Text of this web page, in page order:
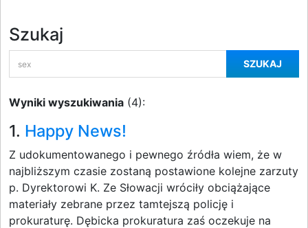
Szukaj
SZUKAJ
Wyniki wyszukiwania (4):
1. Happy News!
Z udokumentowanego i pewnego źródła wiem, że w
najbliższym czasie zostaną postawione kolejne zarzuty
p. Dyrektorowi K. Ze Słowacji wróciły obciążające
materiały zebrane przez tamtejszą policję i
prokuraturę. Dębicka prokuratura zaś oczekuje na